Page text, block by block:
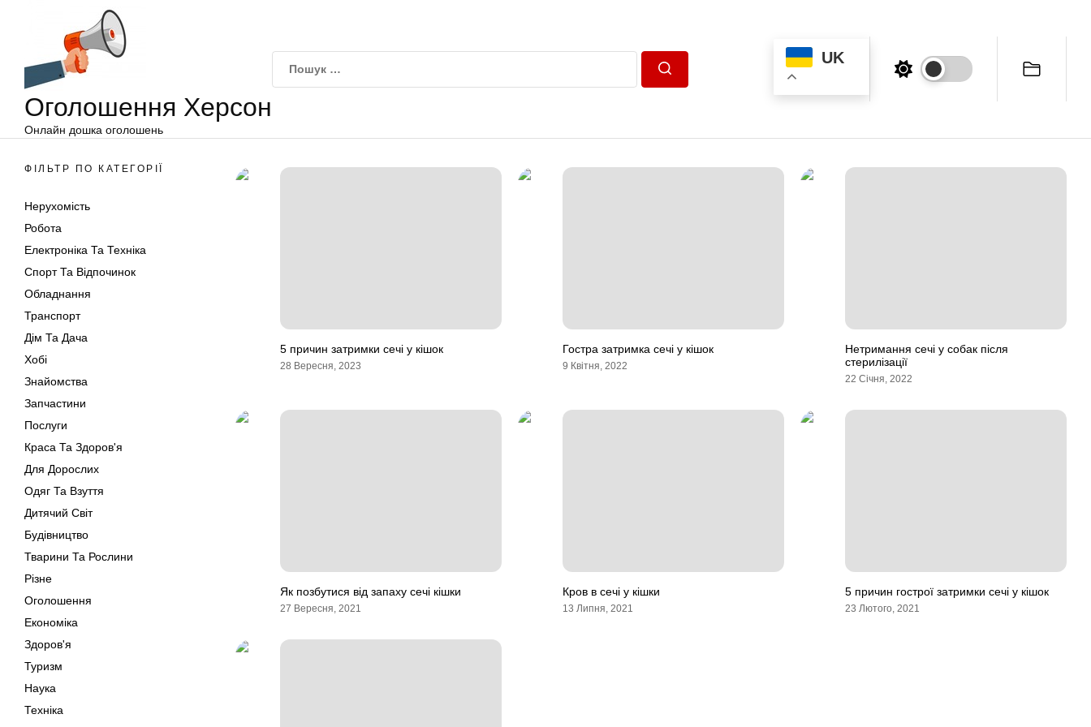
Оголошення Херсон
Онлайн дошка оголошень
UK
ФІЛЬТР ПО КАТЕГОРІЇ
Нерухомість
Робота
Електроніка Та Техніка
Спорт Та Відпочинок
Обладнання
Транспорт
Дім Та Дача
Хобі
Знайомства
Запчастини
Послуги
Краса Та Здоров'я
Для Дорослих
Одяг Та Взуття
Дитячий Світ
Будівництво
Тварини Та Рослини
Різне
Оголошення
Економіка
Здоров'я
Туризм
Наука
Техніка
5 причин затримки сечі у кішок
28 Вересня, 2023
Гостра затримка сечі у кішок
9 Квітня, 2022
Нетримання сечі у собак після
стерилізації
22 Січня, 2022
Як позбутися від запаху сечі кішки
27 Вересня, 2021
Кров в сечі у кішки
13 Липня, 2021
5 причин гострої затримки сечі у кішок
23 Лютого, 2021